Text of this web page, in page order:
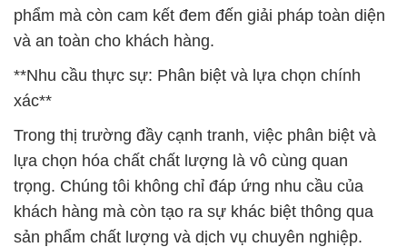
phẩm mà còn cam kết đem đến giải pháp toàn diện
và an toàn cho khách hàng.
**Nhu cầu thực sự: Phân biệt và lựa chọn chính
xác**
Trong thị trường đầy cạnh tranh, việc phân biệt và
lựa chọn hóa chất chất lượng là vô cùng quan
trọng. Chúng tôi không chỉ đáp ứng nhu cầu của
khách hàng mà còn tạo ra sự khác biệt thông qua
sản phẩm chất lượng và dịch vụ chuyên nghiệp.